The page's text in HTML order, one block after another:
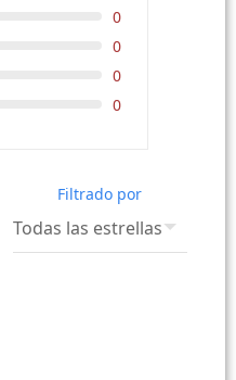
0
0
0
0
Filtrado por